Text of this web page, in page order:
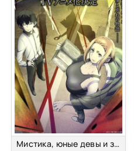
Мистика, юные девы и загадочное исчезновение